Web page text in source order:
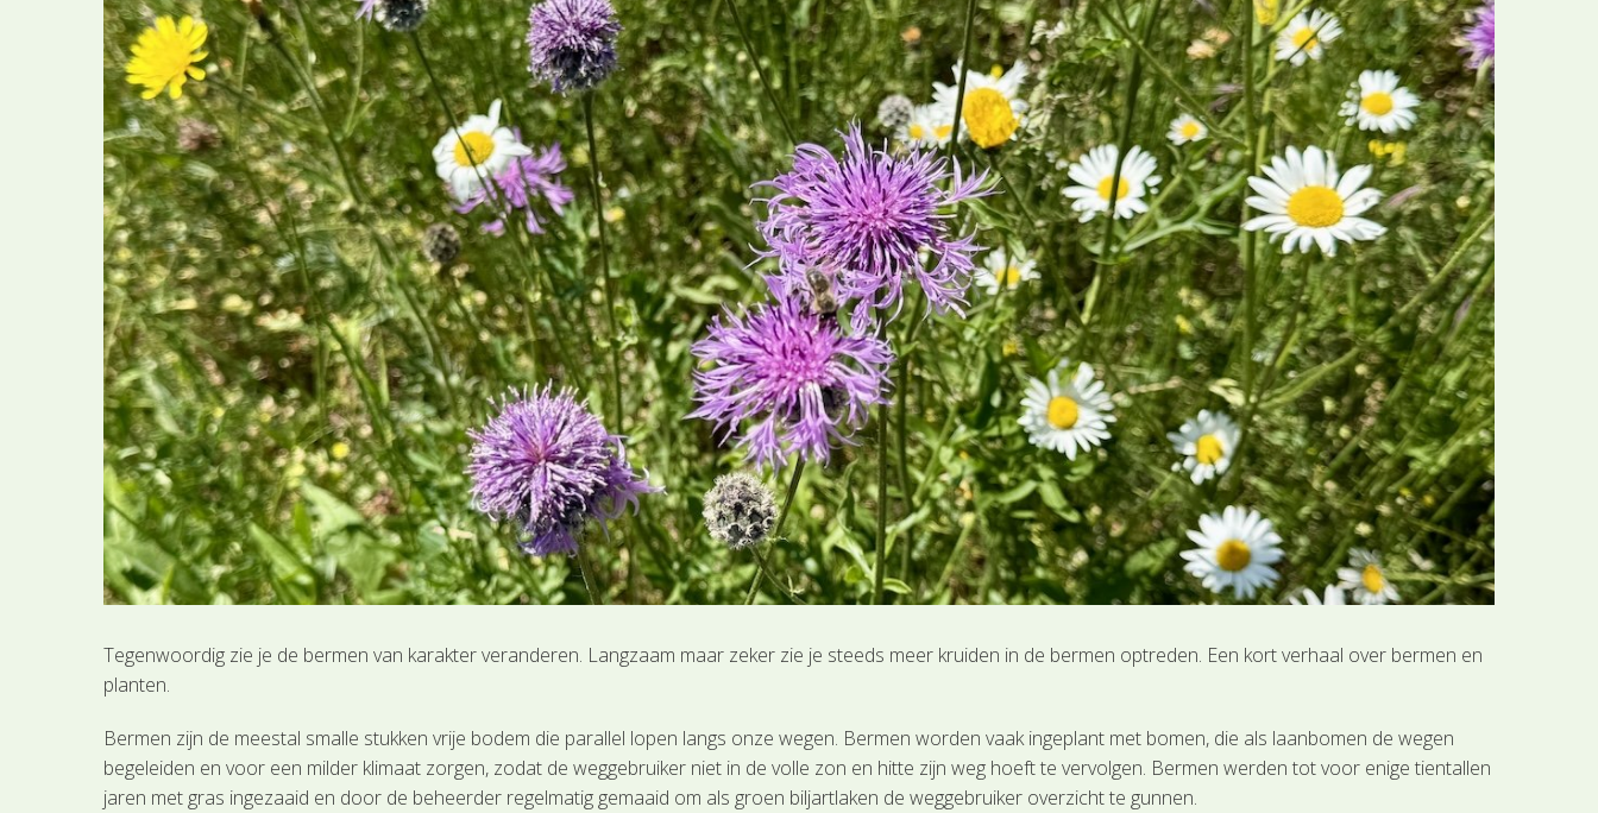
Tegenwoordig zie je de bermen van karakter veranderen. Langzaam maar zeker zie je steeds meer kruiden in de bermen optreden. Een kort verhaal over bermen en
planten.
Bermen zijn de meestal smalle stukken vrije bodem die parallel lopen langs onze wegen. Bermen worden vaak ingeplant met bomen, die als laanbomen de wegen
begeleiden en voor een milder klimaat zorgen, zodat de weggebruiker niet in de volle zon en hitte zijn weg hoeft te vervolgen. Bermen werden tot voor enige tientallen
jaren met gras ingezaaid en door de beheerder regelmatig gemaaid om als groen biljartlaken de weggebruiker overzicht te gunnen.